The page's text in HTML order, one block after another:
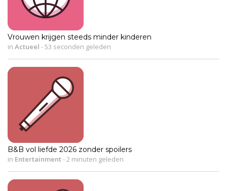
Vrouwen krijgen steeds minder kinderen
in Actueel -53 seconden geleden
B&B vol liefde 2026 zonder spoilers
in Entertainment-2 minuten geleden